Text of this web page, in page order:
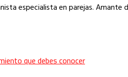
especialista en parejas. Amante
que debes conocer